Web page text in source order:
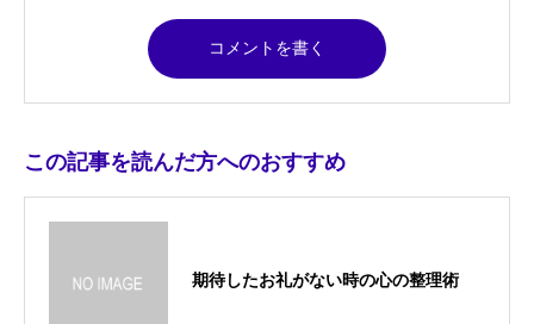
この記事を読んだ方へのおすすめ
期待したお礼がない時の心の整理術